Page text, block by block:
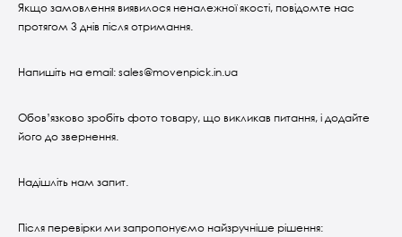
Якщо замовлення виявилося неналежної якості, повідомте нас
протягом 3 днів після отримання.
Напишіть на email: sales@movenpick.in.ua
Обов’язково зробіть фото товару, що викликав питання, і додайте
його до звернення.
Надішліть нам запит.
Після перевірки ми запропонуємо найзручніше рішення: